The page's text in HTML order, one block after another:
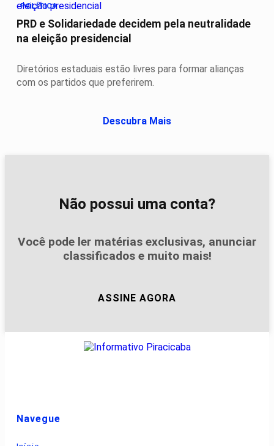
POLÍTICA
PRD e Solidariedade decidem pela neutralidade
na eleição presidencial
Diretórios estaduais estão livres para formar alianças
com os partidos que preferirem.
Descubra Mais
Não possui uma conta?
Você pode ler matérias exclusivas, anunciar
classificados e muito mais!
ASSINE AGORA
Navegue